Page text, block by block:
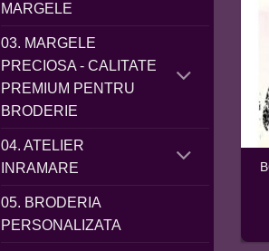
MARGELE
03. MARGELE
PRECIOSA - CALITATE
PREMIUM PENTRU
BRODERIE
04. ATELIER
INRAMARE
05. BRODERIA
PERSONALIZATA